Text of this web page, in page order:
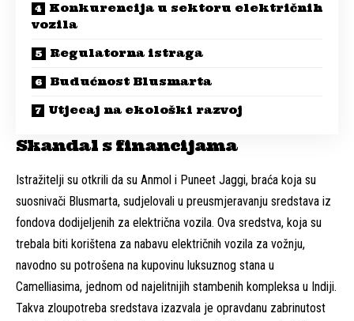
Konkurencija u sektoru električnih
vozila
Regulatorna istraga
Budućnost Blusmarta
Utjecaj na ekološki razvoj
Skandal s financijama
Istražitelji su otkrili da su Anmol i Puneet Jaggi, braća koja su
suosnivači Blusmarta, sudjelovali u preusmjeravanju sredstava iz
fondova dodijeljenih za električna vozila. Ova sredstva, koja su
trebala biti korištena za nabavu električnih vozila za vožnju,
navodno su potrošena na kupovinu luksuznog stana u
Camelliasima, jednom od najelitnijih stambenih kompleksa u Indiji.
Takva zloupotreba sredstava izazvala je opravdanu zabrinutost